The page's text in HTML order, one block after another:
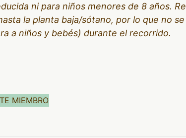
ni para niños menores de 8 años.
la planta baja/sótano, por lo que no
a niños y bebés) durante el recorrido.
MIEMBRO